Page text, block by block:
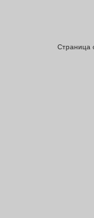
Страница